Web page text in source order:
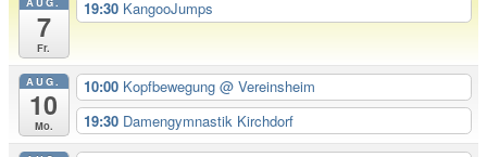
7
Fr.
19:30 KangooJumps
AUG.
10
Mo.
10:00 Kopfbewegung @ Vereinsheim
19:30 Damengymnastik Kirchdorf